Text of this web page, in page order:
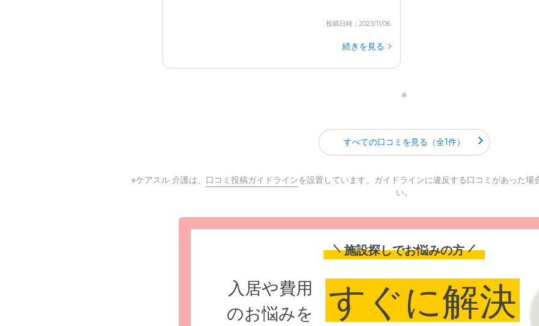
投稿日時：2023/11/06
続きを見る
すべての口コミを見る（全1件）
※ケアスル 介護は、 口コミ投稿ガイドラインを設置しています。ガイドラインに違反する口コミがあった場
い。
施設探しでお悩みの方
入居や費用
のお悩みを
すぐに解決